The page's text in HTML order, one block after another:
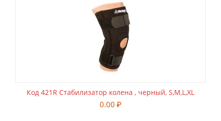
Код 421R Стабилизатор колена , черный, S,M,L,XL
0.00 ₽